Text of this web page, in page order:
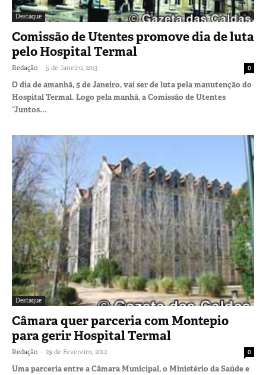
Destaque
Comissão de Utentes promove dia de luta
pelo Hospital Termal
Redação - 5 de Janeiro, 2013 0
O dia de amanhã, 5 de Janeiro, vai ser de luta pela manutenção do
Hospital Termal. Logo pela manhã, a Comissão de Utentes
“Juntos...
Destaque
Câmara quer parceria com Montepio
para gerir Hospital Termal
Redação - 29 de Fevereiro, 2012 0
Uma parceria entre a Câmara Municipal, o Ministério da Saúde e